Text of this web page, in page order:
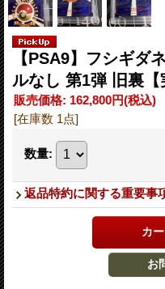
【PSA9】フシギダ
ルなし 第1弾 旧裏【
販売価格: 162,800円(税込)
[在庫数 1点]
数量:
返品特約に関する重要事